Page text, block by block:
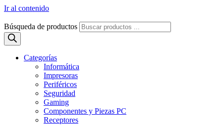
Ir al contenido
Búsqueda de productos
Categorías
Informática
Impresoras
Periféricos
Seguridad
Gaming
Componentes y Piezas PC
Receptores